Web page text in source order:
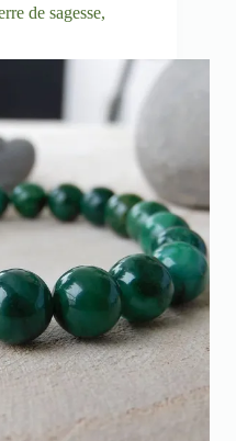
de sagesse,